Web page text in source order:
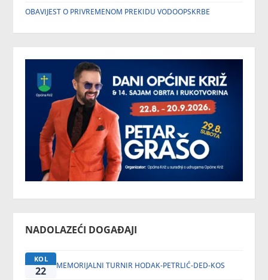
OBAVIJEST O PRIVREMENOM PREKIDU VODOOPSKRBE
NADOLAZEĆI DOGAĐAJI
KOL
22 MEMORIJALNI TURNIR HODAK-PETRLIĆ-DED-KOS